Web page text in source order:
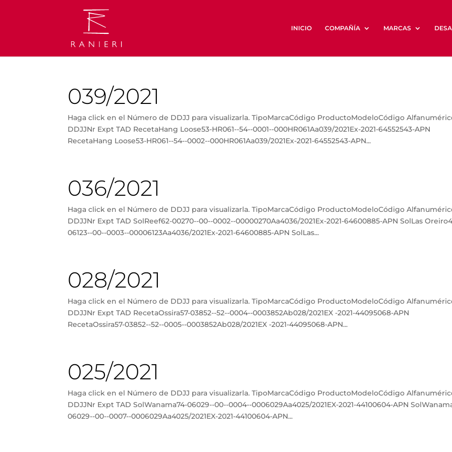
INICIO COMPAÑÍA MARCAS
039/2021
Haga click en el Número de DDJJ para visualizarla. TipoMarcaCódigo ProductoModeloCódigo
DDJJNr Expt TAD RecetaHang Loose53-HR061--54--0001--000HR061Aa039/2021Ex-2021-64552543-APN
RecetaHang Loose53-HR061--54--0002--000HR061Aa039/2021Ex-2021-64552543-APN...
036/2021
Haga click en el Número de DDJJ para visualizarla. TipoMarcaCódigo ProductoModeloCódigo
DDJJNr Expt TAD SolReef62-00270--00--0002--00000270Aa4036/2021Ex-2021-64600885-APN SolLas
06123--00--0003--00006123Aa4036/2021Ex-2021-64600885-APN SolLas...
028/2021
Haga click en el Número de DDJJ para visualizarla. TipoMarcaCódigo ProductoModeloCódigo
DDJJNr Expt TAD RecetaOssira57-03852--52--0004--0003852Ab028/2021EX -2021-44095068-APN
RecetaOssira57-03852--52--0005--0003852Ab028/2021EX -2021-44095068-APN...
025/2021
Haga click en el Número de DDJJ para visualizarla. TipoMarcaCódigo ProductoModeloCódigo
DDJJNr Expt TAD SolWanama74-06029--00--0004--0006029Aa4025/2021EX-2021-44100604-APN
06029--00--0007--0006029Aa4025/2021EX-2021-44100604-APN...